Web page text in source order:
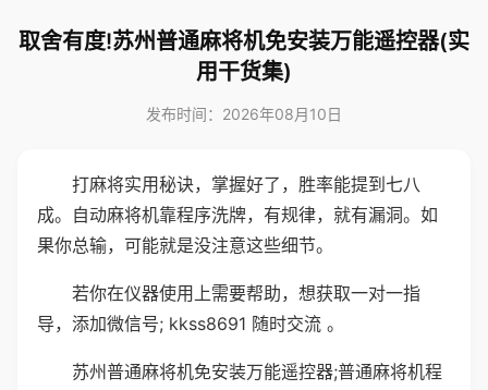
取舍有度!苏州普通麻将机免安装万能遥控器(实
用干货集)
发布时间：2026年08月10日
打麻将实用秘诀，掌握好了，胜率能提到七八
成。自动麻将机靠程序洗牌，有规律，就有漏洞。如
果你总输，可能就是没注意这些细节。
若你在仪器使用上需要帮助，想获取一对一指
导，添加微信号; kkss8691 随时交流 。
苏州普通麻将机免安装万能遥控器;普通麻将机程